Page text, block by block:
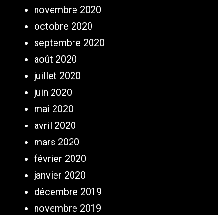
novembre 2020
octobre 2020
septembre 2020
août 2020
juillet 2020
juin 2020
mai 2020
avril 2020
mars 2020
février 2020
janvier 2020
décembre 2019
novembre 2019